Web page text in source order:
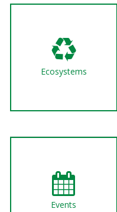
Ecosystems
Events